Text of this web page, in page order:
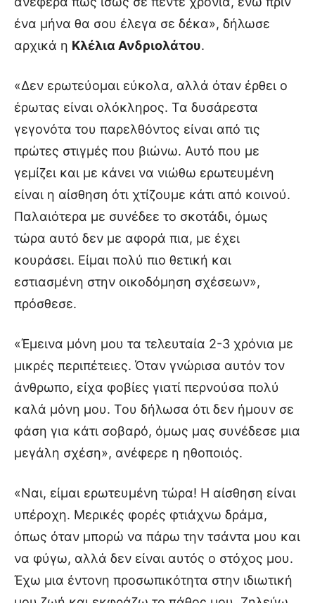
ένα μήνα θα σου έλεγα σε δέκα», δήλωσε
αρχικά η Κλέλια Ανδριολάτου.
«Δεν ερωτεύομαι εύκολα, αλλά όταν έρθει ο
έρωτας είναι ολόκληρος. Τα δυσάρεστα
γεγονότα του παρελθόντος είναι από τις
πρώτες στιγμές που βιώνω. Αυτό που με
γεμίζει και με κάνει να νιώθω ερωτευμένη
είναι η αίσθηση ότι χτίζουμε κάτι από κοινού.
Παλαιότερα με συνέδεε το σκοτάδι, όμως
τώρα αυτό δεν με αφορά πια, με έχει
κουράσει. Είμαι πολύ πιο θετική και
εστιασμένη στην οικοδόμηση σχέσεων»,
πρόσθεσε.
«Έμεινα μόνη μου τα τελευταία 2-3 χρόνια με
μικρές περιπέτειες. Όταν γνώρισα αυτόν τον
άνθρωπο, είχα φοβίες γιατί περνούσα πολύ
καλά μόνη μου. Του δήλωσα ότι δεν ήμουν σε
φάση για κάτι σοβαρό, όμως μας συνέδεσε μια
μεγάλη σχέση», ανέφερε η ηθοποιός.
«Ναι, είμαι ερωτευμένη τώρα! Η αίσθηση είναι
υπέροχη. Μερικές φορές φτιάχνω δράμα,
όπως όταν μπορώ να πάρω την τσάντα μου και
να φύγω, αλλά δεν είναι αυτός ο στόχος μου.
Έχω μια έντονη προσωπικότητα στην ιδιωτική